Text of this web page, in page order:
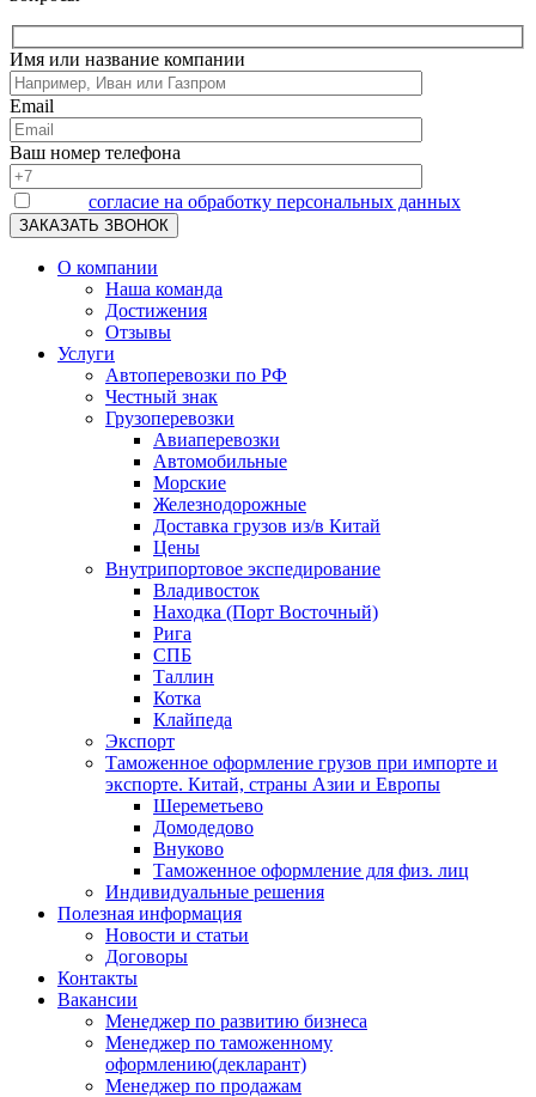
Имя или название компании
Email
Ваш номер телефона
согласие на обработку персональных данных
О компании
Наша команда
Достижения
Отзывы
Услуги
Автоперевозки по РФ
Честный знак
Грузоперевозки
Авиаперевозки
Автомобильные
Морские
Железнодорожные
Доставка грузов из/в Китай
Цены
Внутрипортовое экспедирование
Владивосток
Находка (Порт Восточный)
Рига
СПБ
Таллин
Котка
Клайпеда
Экспорт
Таможенное оформление грузов при импорте и
экспорте. Китай, страны Азии и Европы
Шереметьево
Домодедово
Внуково
Таможенное оформление для физ. лиц
Индивидуальные решения
Полезная информация
Новости и статьи
Договоры
Контакты
Вакансии
Менеджер по развитию бизнеса
Менеджер по таможенному
оформлению(декларант)
Менеджер по продажам